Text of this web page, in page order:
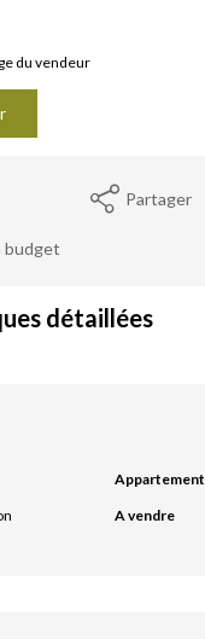
du vendeur
Partager
budget
détaillées
Appartement
A vendre